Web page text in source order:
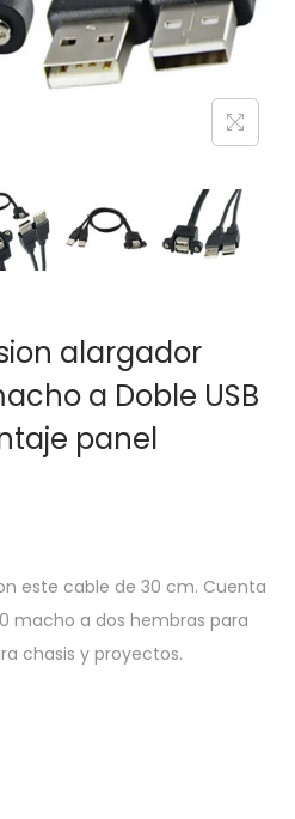
a
i
alargador
a Doble USB
panel
este cable de 30 cm. Cuenta
macho a dos hembras para
chasis y proyectos.